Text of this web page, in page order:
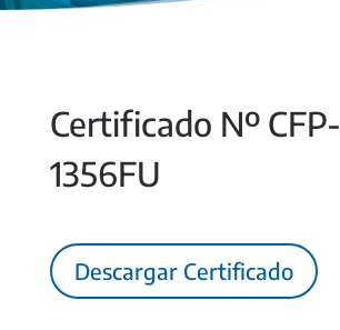
Certificado Nº CFP-
1356FU
Descargar Certificado